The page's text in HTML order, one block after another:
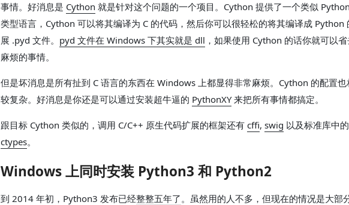
事情。好消息是 Cython 就是针对这个问题的一个项目。Cython 提供了一个类似
类型语言，Cython 可以将其编译为 C 的代码，然后你可以很轻松的将其编译成 Python
展 .pyd 文件。 pyd 文件在 Windows 下其实就是 dll ，如果使用 Cython 的话你就可以
麻烦的事情。
但是坏消息是所有扯到 C 语言的东西在 Windows 上都显得非常麻烦。Cython 的配置也
较复杂。好消息是你还是可以通过安装超牛逼的 PythonXY来把所有事情都搞定。
跟目标 Cython 类似的，调用 C/C++ 原生代码扩展的框架还有 cffi, swig 以及标准库中的
ctypes。
Windows 上同时安装 Python3 和 Python2
到 2014 年初，Python3 发布已经整整五年了 。虽然用的人不多，但现在的情况是大部